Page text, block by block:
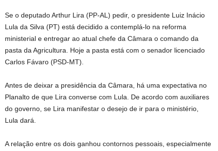
Se o deputado Arthur Lira (PP-AL) pedir, o presidente Luiz Inácio
Lula da Silva (PT) está decidido a contemplá-lo na reforma
ministerial e entregar ao atual chefe da Câmara o comando da
pasta da Agricultura. Hoje a pasta está com o senador licenciado
Carlos Fávaro (PSD-MT).
Antes de deixar a presidência da Câmara, há uma expectativa no
Planalto de que Lira converse com Lula. De acordo com auxiliares
do governo, se Lira manifestar o desejo de ir para o ministério,
Lula dará.
A relação entre os dois ganhou contornos pessoais, especialmente